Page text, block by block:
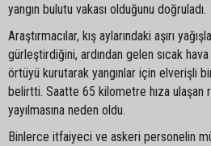
yangın bulutu vakası olduğunu doğruladı.
Araştırmacılar, kış aylarındaki aşırı
gürleştirdiğini, ardından gelen sıcak hava
örtüyü kurutarak yangınlar için elverişli
belirtti. Saatte 65 kilometre hıza ulaşan
yayılmasına neden oldu.
Binlerce itfaiyeci ve askeri personelin